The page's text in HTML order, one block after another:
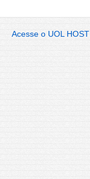
Acesse o UOL HOST